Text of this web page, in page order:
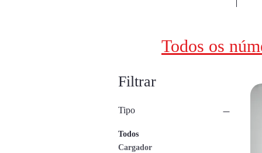
Todos os
Filtrar
Tipo
Todos
Cargador